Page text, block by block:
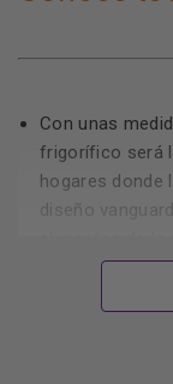
Con unas
frigorífico será
hogares donde
diseño
aprovechando
Cuenta con la